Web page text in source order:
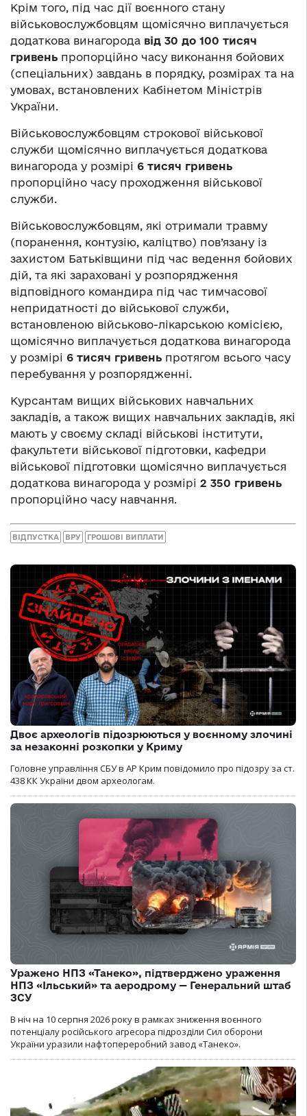
Крім того, під час дії воєнного стану
військовослужбовцям щомісячно виплачується
додаткова винагорода від 30 до 100 тисяч
гривень пропорційно часу виконання бойових
(спеціальних) завдань в порядку, розмірах та на
умовах, встановлених Кабінетом Міністрів
України.
Військовослужбовцям строкової військової
служби щомісячно виплачується додаткова
винагорода у розмірі 6 тисяч гривень
пропорційно часу проходження військової
служби.
Військовослужбовцям, які отримали травму
(поранення, контузію, каліцтво) пов’язану із
захистом Батьківщини під час ведення бойових
дій, та які зараховані у розпорядження
відповідного командира під час тимчасової
непридатності до військової служби,
встановленою військово-лікарською комісією,
щомісячно виплачується додаткова винагорода
у розмірі 6 тисяч гривень протягом всього часу
перебування у розпорядженні.
Курсантам вищих військових навчальних
закладів, а також вищих навчальних закладів, які
мають у своєму складі військові інститути,
факультети військової підготовки, кафедри
військової підготовки щомісячно виплачується
додаткова винагорода у розмірі 2 350 гривень
пропорційно часу навчання.
ВІДПУСТКА ВРУ ГРОШОВІ ВИПЛАТИ
Двоє археологів підозрюються у воєнному злочині
за незаконні розкопки у Криму
Головне управління СБУ в АР Крим повідомило про підозру за ст.
438 КК України двом археологам.
Уражено НПЗ «Танеко», підтверджено ураження
НПЗ «Ільський» та аеродрому — Генеральний штаб
ЗСУ
В ніч на 10 серпня 2026 року в рамках зниження воєнного
потенціалу російського агресора підрозділи Сил оборони
України уразили нафтопереробний завод «Танеко».